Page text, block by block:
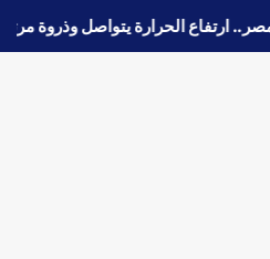
تضرب مصر.. ارتفاع الحرارة يتواصل